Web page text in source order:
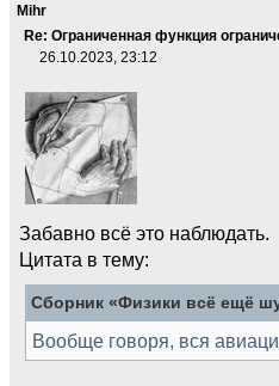
Mihr
Re: Ограниченная функция
26.10.2023, 23:12
Забавно всё это наблюдать.
Цитата в тему:
Сборник «Физики всё ещё
Вообще говоря, вся